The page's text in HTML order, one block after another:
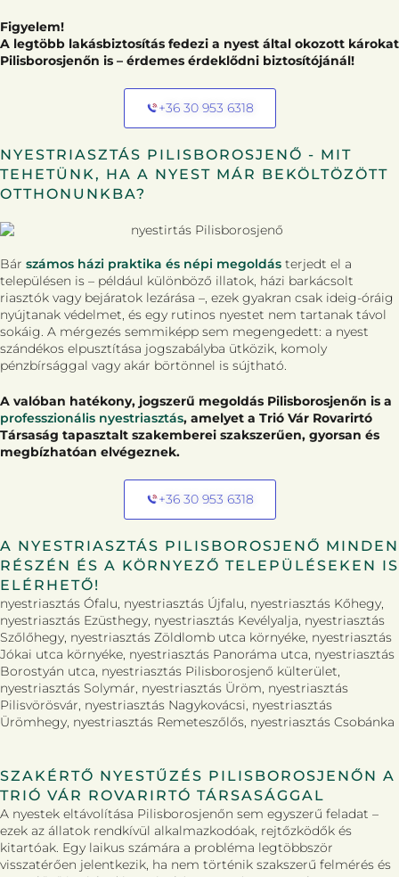
Figyelem!
A legtöbb lakásbiztosítás fedezi a nyest által okozott károkat
Pilisborosjenőn is – érdemes érdeklődni biztosítójánál!
+36 30 953 6318
NYESTRIASZTÁS PILISBOROSJENŐ - MIT
TEHETÜNK, HA A NYEST MÁR BEKÖLTÖZÖTT
OTTHONUNKBA?
Bár számos házi praktika és népi megoldás terjedt el a
településen is – például különböző illatok, házi barkácsolt
riasztók vagy bejáratok lezárása –, ezek gyakran csak ideig-óráig
nyújtanak védelmet, és egy rutinos nyestet nem tartanak távol
sokáig. A mérgezés semmiképp sem megengedett: a nyest
szándékos elpusztítása jogszabályba ütközik, komoly
pénzbírsággal vagy akár börtönnel is sújtható.
A valóban hatékony, jogszerű megoldás Pilisborosjenőn is a
professzionális nyestriasztás, amelyet a Trió Vár Rovarirtó
Társaság tapasztalt szakemberei szakszerűen, gyorsan és
megbízhatóan elvégeznek.
+36 30 953 6318
A NYESTRIASZTÁS PILISBOROSJENŐ MINDEN
RÉSZÉN ÉS A KÖRNYEZŐ TELEPÜLÉSEKEN IS
ELÉRHETŐ!
nyestriasztás Ófalu, nyestriasztás Újfalu, nyestriasztás Kőhegy,
nyestriasztás Ezüsthegy, nyestriasztás Kevélyalja, nyestriasztás
Szőlőhegy, nyestriasztás Zöldlomb utca környéke, nyestriasztás
Jókai utca környéke, nyestriasztás Panoráma utca, nyestriasztás
Borostyán utca, nyestriasztás Pilisborosjenő külterület,
nyestriasztás Solymár, nyestriasztás Üröm, nyestriasztás
Pilisvörösvár, nyestriasztás Nagykovácsi, nyestriasztás
Ürömhegy, nyestriasztás Remeteszőlős, nyestriasztás Csobánka
SZAKÉRTŐ NYESTŰZÉS PILISBOROSJENŐN A
TRIÓ VÁR ROVARIRTÓ TÁRSASÁGGAL
A nyestek eltávolítása Pilisborosjenőn sem egyszerű feladat –
ezek az állatok rendkívül alkalmazkodóak, rejtőzködők és
kitartóak. Egy laikus számára a probléma legtöbbször
visszatérően jelentkezik, ha nem történik szakszerű felmérés és